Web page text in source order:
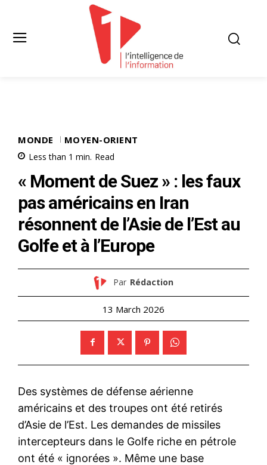
MONDE MOYEN-ORIENT
Less than 1 min. Read
« Moment de Suez » : les faux
pas américains en Iran
résonnent de l’Asie de l’Est au
Golfe et à l’Europe
Par Rédaction
13 March 2026
Des systèmes de défense aérienne
américains et des troupes ont été retirés
d’Asie de l’Est. Les demandes de missiles
intercepteurs dans le Golfe riche en pétrole
ont été « ignorées ». Même une base